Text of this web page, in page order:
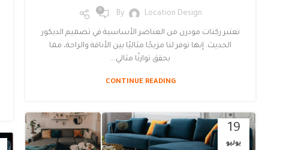
By Location Design
0
تعتبر ركنات مودرن من العناصر الأساسية في تصميم الديكور
الحديث. إنها توفر لنا مزيجًا مثاليًا بين الأناقة والراحة، مما
يحقق توازنًا مثالي...
CONTINUE READING
19
يوليو